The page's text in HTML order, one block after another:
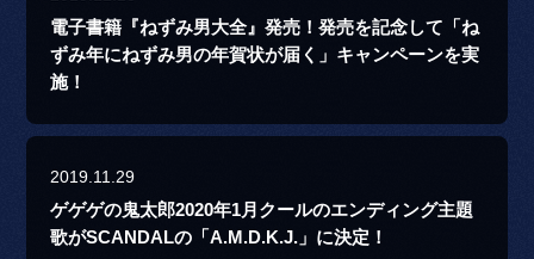
電子書籍『ねずみ男大全』発売！発売を記念して「ね
ずみ年にねずみ男の年賀状が届く」キャンペーンを実
施！
2019.11.29
ゲゲゲの鬼太郎2020年1月クールのエンディング主題
歌がSCANDALの「A.M.D.K.J.」に決定！